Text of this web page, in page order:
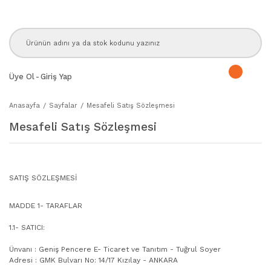
Üye Ol - Giriş Yap
Anasayfa Sayfalar Mesafeli Satış Sözleşmesi
Mesafeli Satış Sözleşmesi
SATIŞ SÖZLEŞMESİ
MADDE 1- TARAFLAR
1.1- SATICI:
Ünvanı : Geniş Pencere E- Ticaret ve Tanıtım - Tuğrul Soyer
Adresi : GMK Bulvarı No: 14/17 Kızılay - ANKARA